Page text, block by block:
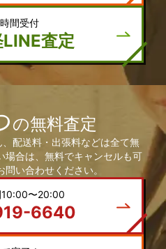
間受付
査定
の無料査定
配送料・出張料などは全て無
場合は、無料でキャンセルも可
い合わせください。
10:00〜20:00
6640